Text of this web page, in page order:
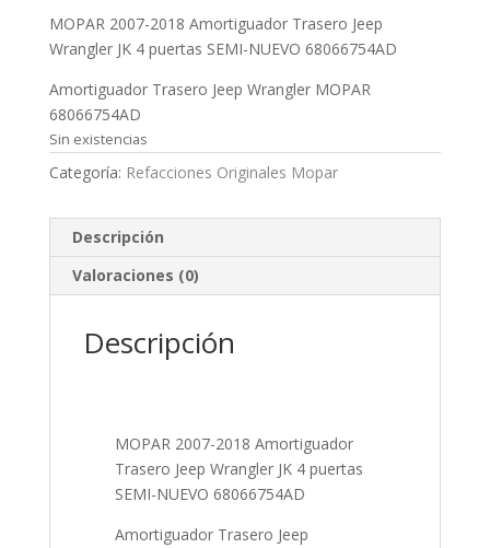
MOPAR 2007-2018 Amortiguador Trasero Jeep
Wrangler JK 4 puertas SEMI-NUEVO 68066754AD
Amortiguador Trasero Jeep Wrangler MOPAR
68066754AD
Sin existencias
Categoría: Refacciones Originales Mopar
Descripción
Valoraciones (0)
Descripción
MOPAR 2007-2018 Amortiguador
Trasero Jeep Wrangler JK 4 puertas
SEMI-NUEVO 68066754AD
Amortiguador Trasero Jeep